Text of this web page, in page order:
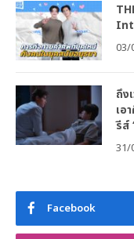
03/
ถึง
เอ
รีส์
31/
Facebook